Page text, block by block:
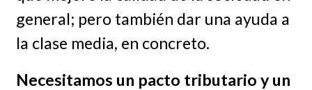
general; pero también dar una ayuda a
la clase media, en concreto.
Necesitamos un pacto tributario y un